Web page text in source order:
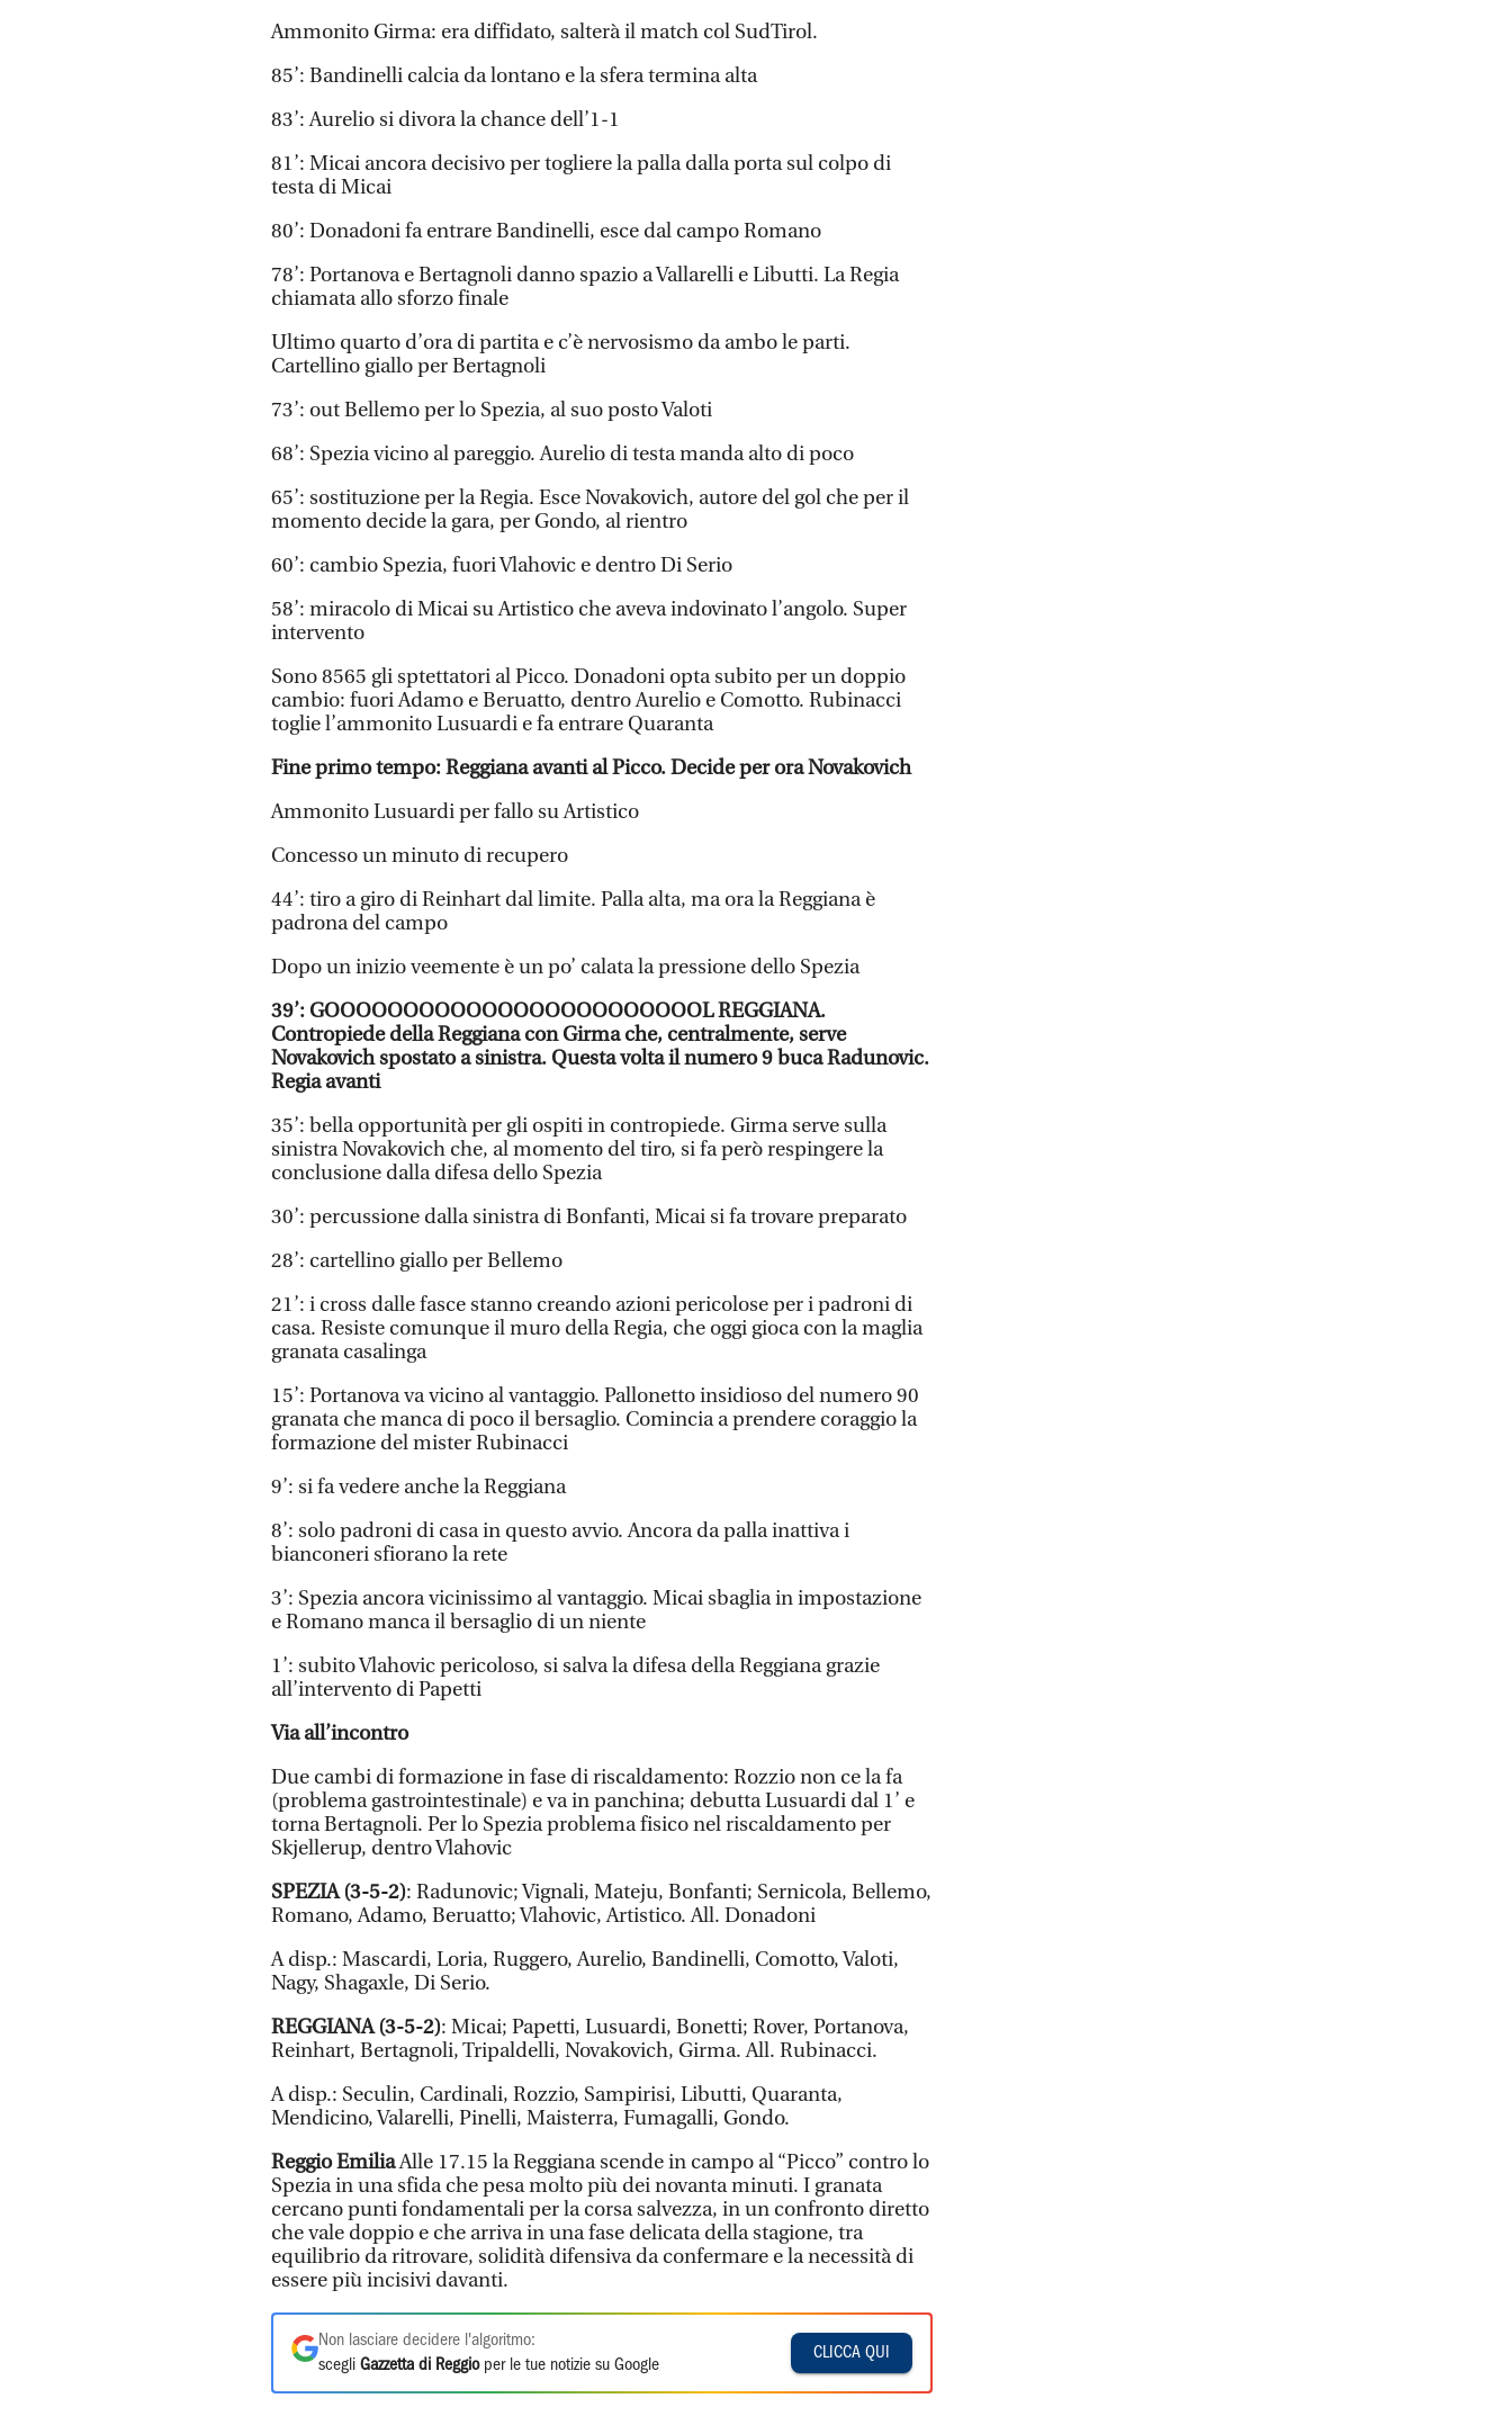
Ammonito Girma: era diffidato, salterà il match col SudTirol.
85’: Bandinelli calcia da lontano e la sfera termina alta
83’: Aurelio si divora la chance dell’1-1
81’: Micai ancora decisivo per togliere la palla dalla porta sul colpo di
testa di Micai
80’: Donadoni fa entrare Bandinelli, esce dal campo Romano
78’: Portanova e Bertagnoli danno spazio a Vallarelli e Libutti. La Regia
chiamata allo sforzo finale
Ultimo quarto d’ora di partita e c’è nervosismo da ambo le parti.
Cartellino giallo per Bertagnoli
73’: out Bellemo per lo Spezia, al suo posto Valoti
68’: Spezia vicino al pareggio. Aurelio di testa manda alto di poco
65’: sostituzione per la Regia. Esce Novakovich, autore del gol che per il
momento decide la gara, per Gondo, al rientro
60’: cambio Spezia, fuori Vlahovic e dentro Di Serio
58’: miracolo di Micai su Artistico che aveva indovinato l’angolo. Super
intervento
Sono 8565 gli sptettatori al Picco. Donadoni opta subito per un doppio
cambio: fuori Adamo e Beruatto, dentro Aurelio e Comotto. Rubinacci
toglie l’ammonito Lusuardi e fa entrare Quaranta
Fine primo tempo: Reggiana avanti al Picco. Decide per ora Novakovich
Ammonito Lusuardi per fallo su Artistico
Concesso un minuto di recupero
44’: tiro a giro di Reinhart dal limite. Palla alta, ma ora la Reggiana è
padrona del campo
Dopo un inizio veemente è un po’ calata la pressione dello Spezia
39’: GOOOOOOOOOOOOOOOOOOOOOOOOL REGGIANA.
Contropiede della Reggiana con Girma che, centralmente, serve
Novakovich spostato a sinistra. Questa volta il numero 9 buca Radunovic.
Regia avanti
35’: bella opportunità per gli ospiti in contropiede. Girma serve sulla
sinistra Novakovich che, al momento del tiro, si fa però respingere la
conclusione dalla difesa dello Spezia
30’: percussione dalla sinistra di Bonfanti, Micai si fa trovare preparato
28’: cartellino giallo per Bellemo
21’: i cross dalle fasce stanno creando azioni pericolose per i padroni di
casa. Resiste comunque il muro della Regia, che oggi gioca con la maglia
granata casalinga
15’: Portanova va vicino al vantaggio. Pallonetto insidioso del numero 90
granata che manca di poco il bersaglio. Comincia a prendere coraggio la
formazione del mister Rubinacci
9’: si fa vedere anche la Reggiana
8’: solo padroni di casa in questo avvio. Ancora da palla inattiva i
bianconeri sfiorano la rete
3’: Spezia ancora vicinissimo al vantaggio. Micai sbaglia in impostazione
e Romano manca il bersaglio di un niente
1’: subito Vlahovic pericoloso, si salva la difesa della Reggiana grazie
all’intervento di Papetti
Via all’incontro
Due cambi di formazione in fase di riscaldamento: Rozzio non ce la fa
(problema gastrointestinale) e va in panchina; debutta Lusuardi dal 1’ e
torna Bertagnoli. Per lo Spezia problema fisico nel riscaldamento per
Skjellerup, dentro Vlahovic
SPEZIA (3-5-2): Radunovic; Vignali, Mateju, Bonfanti; Sernicola, Bellemo,
Romano, Adamo, Beruatto; Vlahovic, Artistico. All. Donadoni
A disp.: Mascardi, Loria, Ruggero, Aurelio, Bandinelli, Comotto, Valoti,
Nagy, Shagaxle, Di Serio.
REGGIANA (3-5-2): Micai; Papetti, Lusuardi, Bonetti; Rover, Portanova,
Reinhart, Bertagnoli, Tripaldelli, Novakovich, Girma. All. Rubinacci.
A disp.: Seculin, Cardinali, Rozzio, Sampirisi, Libutti, Quaranta,
Mendicino, Valarelli, Pinelli, Maisterra, Fumagalli, Gondo.
Reggio EmiliaAlle 17.15 la Reggiana scende in campo al “Picco” contro lo
Spezia in una sfida che pesa molto più dei novanta minuti. I granata
cercano punti fondamentali per la corsa salvezza, in un confronto diretto
che vale doppio e che arriva in una fase delicata della stagione, tra
equilibrio da ritrovare, solidità difensiva da confermare e la necessità di
essere più incisivi davanti.
Non lasciare decidere l'algoritmo:
scegli Gazzetta di Reggioper le tue notizie su Google
CLICCA QUI